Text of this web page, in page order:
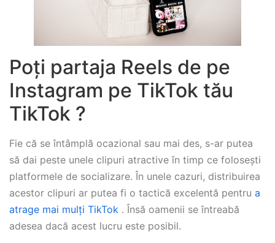
Poți partaja Reels de pe
Instagram pe TikTok tău
TikTok ?
Fie că se întâmplă ocazional sau mai des, s-ar putea
să dai peste unele clipuri atractive în timp ce folosești
platformele de socializare. În unele cazuri, distribuirea
acestor clipuri ar putea fi o tactică excelentă pentru a
atrage mai mulți TikTok . Însă oamenii se întreabă
adesea dacă acest lucru este posibil.